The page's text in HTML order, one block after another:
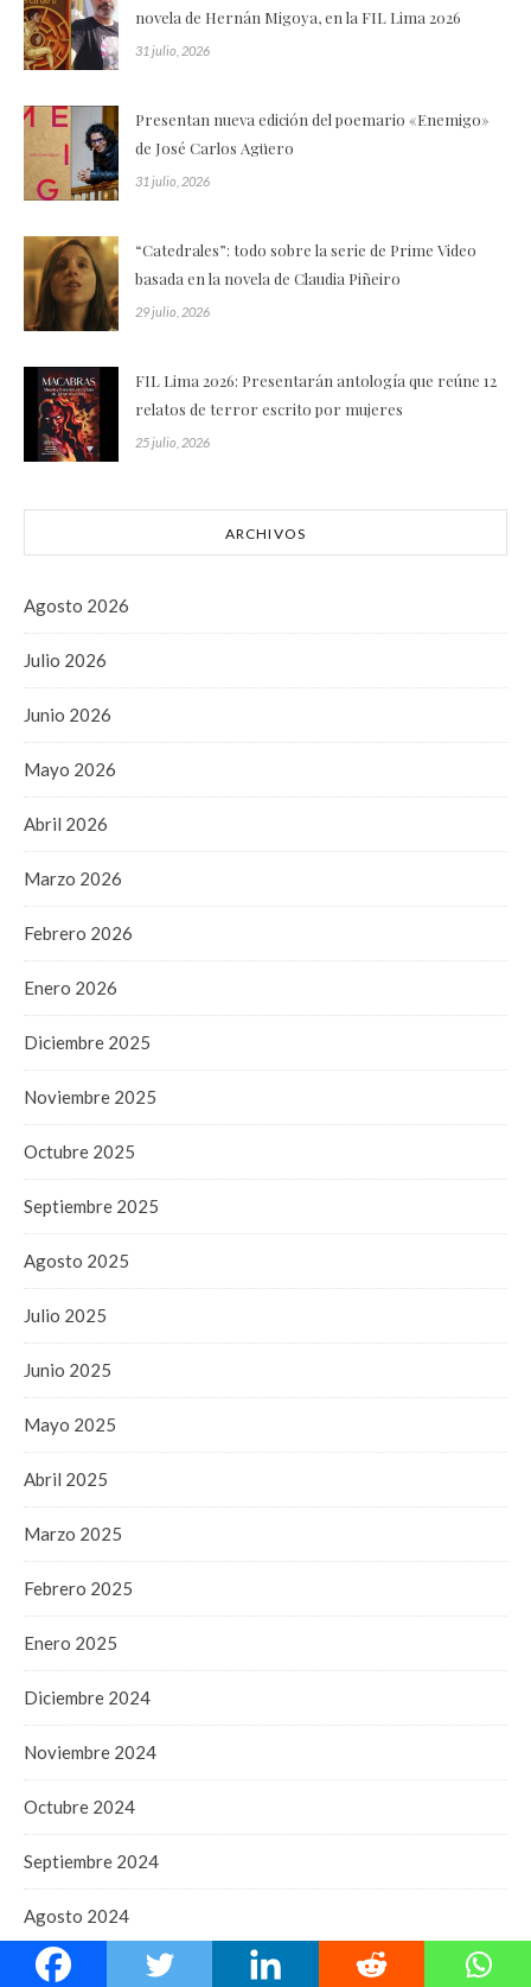
novela de Hernán Migoya, en la FIL Lima 2026
31 julio, 2026
Presentan nueva edición del poemario «Enemigo»
de José Carlos Agüero
31 julio, 2026
“Catedrales”: todo sobre la serie de Prime Video
basada en la novela de Claudia Piñeiro
29 julio, 2026
FIL Lima 2026: Presentarán antología que reúne 12
relatos de terror escrito por mujeres
25 julio, 2026
ARCHIVOS
Agosto 2026
Julio 2026
Junio 2026
Mayo 2026
Abril 2026
Marzo 2026
Febrero 2026
Enero 2026
Diciembre 2025
Noviembre 2025
Octubre 2025
Septiembre 2025
Agosto 2025
Julio 2025
Junio 2025
Mayo 2025
Abril 2025
Marzo 2025
Febrero 2025
Enero 2025
Diciembre 2024
Noviembre 2024
Octubre 2024
Septiembre 2024
Agosto 2024
Julio 2024